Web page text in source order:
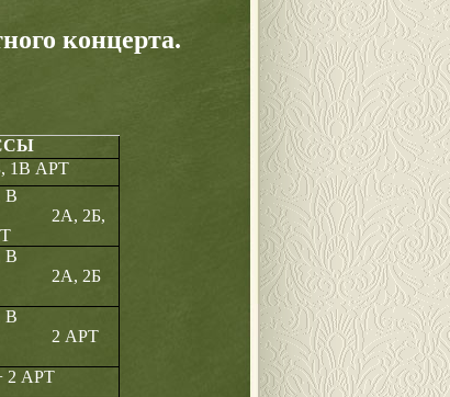
концерта.
1В АРТ
В
2А, 2Б,
В
2А, 2Б
В
2 АРТ
2 АРТ